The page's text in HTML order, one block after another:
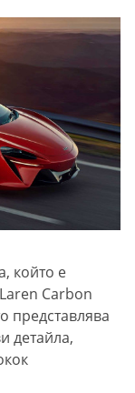
който е
Carbon
представлява
детайла,